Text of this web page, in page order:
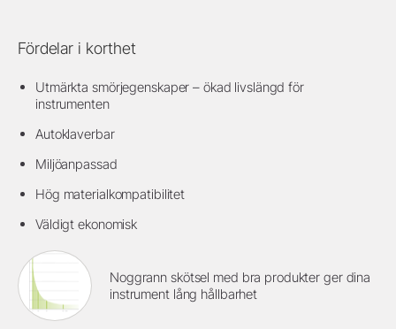
Fördelar i korthet
Utmärkta smörjegenskaper – ökad livslängd för
instrumenten
Autoklaverbar
Miljöanpassad
Hög materialkompatibilitet
Väldigt ekonomisk
Noggrann skötsel med bra produkter ger dina
instrument lång hållbarhet